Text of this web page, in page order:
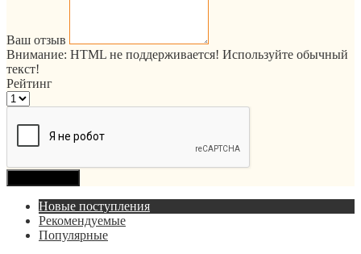
Ваш отзыв
Внимание: HTML не поддерживается! Используйте обычный
текст!
Рейтинг
Новые поступления
Рекомендуемые
Популярные